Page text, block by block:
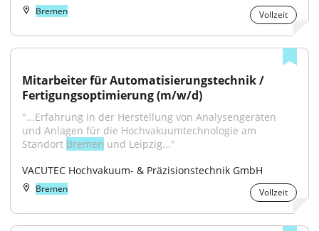
Bremen Vollzeit
Mitarbeiter für Automatisierungstechnik /
Fertigungsoptimierung (m/w/d)
"...Erfahrung in der Herstellung von Analysengeräten
und Anlagen für die Hochvakuumtechnologie am
Standort Bremen und Leipzig..."
VACUTEC Hochvakuum- & Präzisionstechnik GmbH
Bremen Vollzeit